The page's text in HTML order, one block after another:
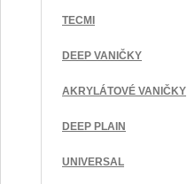
TECMI
DEEP VANIČKY
AKRYLÁTOVÉ VANIČKY
DEEP PLAIN
UNIVERSAL